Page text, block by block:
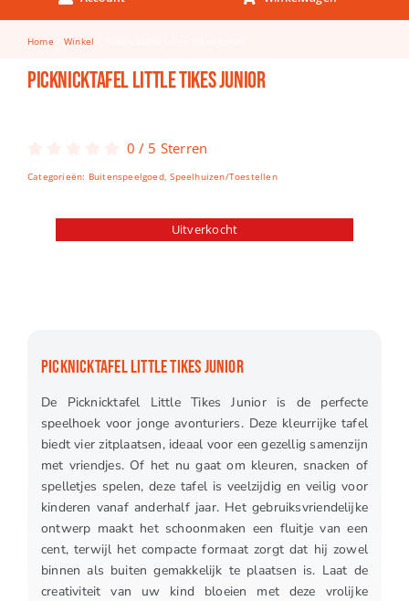
Keuken & Tafelen
Kinderfietsen
Knutselen
Spellen
Puzzels
Home Winkel
Picknicktafel Little Tikes Junior
0 / 5 Sterren
Categorieën: Buitenspeelgoed,Speelhuizen/Toestellen
Uitverkocht
PICKNICKTAFEL LITTLE TIKES JUNIOR
De Picknicktafel Little Tikes Junior is de perfecte
speelhoek voor jonge avonturiers. Deze kleurrijke tafel
biedt vier zitplaatsen, ideaal voor een gezellig samenzijn
met vriendjes. Of het nu gaat om kleuren, snacken of
spelletjes spelen, deze tafel is veelzijdig en veilig voor
kinderen vanaf anderhalf jaar. Het gebruiksvriendelijke
ontwerp maakt het schoonmaken een fluitje van een
cent, terwijl het compacte formaat zorgt dat hij zowel
binnen als buiten gemakkelijk te plaatsen is. Laat de
creativiteit van uw kind bloeien met deze vrolijke